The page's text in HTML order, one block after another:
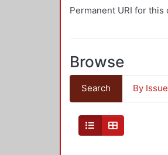
Permanent URI for this
Browse
Search By